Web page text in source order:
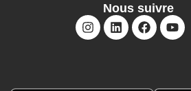
Nous suivre